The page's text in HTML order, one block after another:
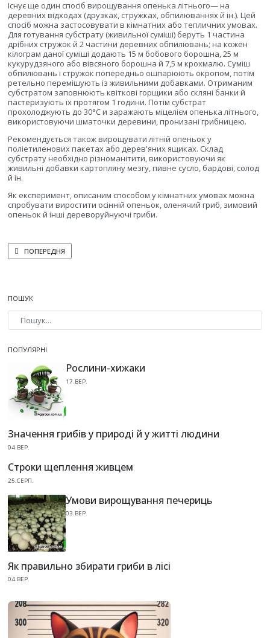
Існує ще один спосіб вирощування опенька літнього— на
деревних відходах (друзках, стружках, обпилюваннях й ін.). Цей
спосіб можна застосовувати в кімнатних або тепличних умовах.
Для готування субстрату (живильної суміші) беруть 1 частина
дрібних стружок й 2 частини деревних обпилювань; на кожен
кілограм даної суміші додають 15 м бобового борошна, 25 м
кукурудзяного або вівсяного борошна й 7,5 м крохмалю. Суміш
обпилювань і стружок попередньо ошпарюють окропом, потім
ретельно перемішують із живильними добавками. Отриманим
субстратом заповнюють квіткові горщики або скляні банки й
пастеризують їх протягом 1 години. Потім субстрат
прохолоджують до 30°С и заражають міцелієм опенька літнього,
використовуючи шматочки деревини, пронизані грибницею.
Рекомендується також вирощувати літній опеньок у
поліетиленових пакетах або дерев'яних ящиках. Склад
субстрату необхідно різноманітити, використовуючи як
живильні добавки картопляну мезгу, пивне сусло, бардові, солод
й ін.
Як експеримент, описаним способом у кімнатних умовах можна
спробувати виростити осінній опеньок, оленячий гриб, зимовий
опеньок й інші дереворуйнуючі гриби.
ПОПЕРЕДНЯ СТАТТЯ: ВИРОЩУВАННЯ ОПЕНЬКІВ У ЗАКРИТОМУ ҐРУНТІ
ПОПЕРЕДНЯ
ПОШУК
ПОПУЛЯРНІ
Рослини-хижаки
17.ВЕР.
Значення грибів у природі й у житті людини
04.ВЕР.
Строки щеплення живцем
25.СЕРП.
Умови вирощування печериць
03.ВЕР.
Як правильно збирати гриби в лісі
04.ВЕР.